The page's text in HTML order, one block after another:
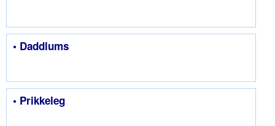
• Daddlums
• Prikkeleg